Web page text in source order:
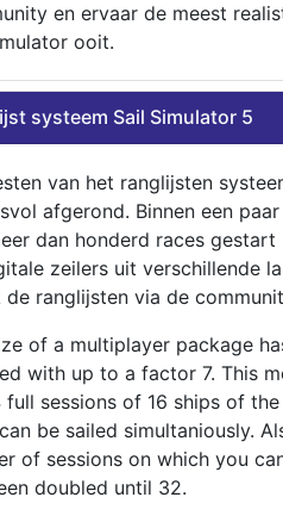
en ervaar de meest
ooit.
systeem Sail Simulator 5
van het ranglijsten
afgerond. Binnen een
dan honderd races gestart
zeilers uit verschillende
de ranglijsten via de
of a multiplayer package
with up to a factor 7. This
sessions of 16 ships of
be sailed simultaniously.
of sessions on which you
doubled until 32.